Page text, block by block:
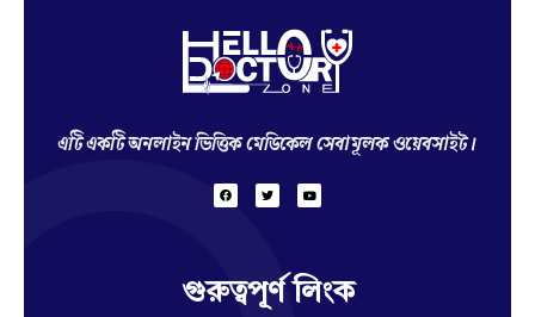
এটি একটি অনলাইন ভিত্তিক মেডিকেল সেবামূলক ওয়েবসাইট।
গুরুত্বপূর্ণ লিংক